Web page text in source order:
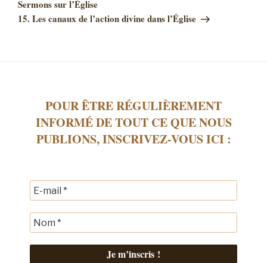
Sermons sur l’Église
15. Les canaux de l’action divine dans l’Église
POUR ÊTRE RÉGULIÈREMENT
INFORMÉ DE TOUT CE QUE NOUS
PUBLIONS, INSCRIVEZ-VOUS ICI :